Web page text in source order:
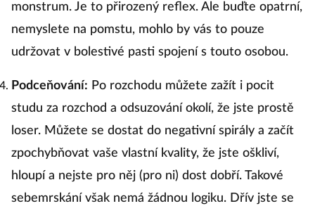
monstrum. Je to přirozený reflex. Ale buďte opatrní,
nemyslete na pomstu, mohlo by vás to pouze
udržovat v bolestivé pasti spojení s touto osobou.
Podceňování: Po rozchodu můžete zažít i pocit
studu za rozchod a odsuzování okolí, že jste prostě
loser. Můžete se dostat do negativní spirály a začít
zpochybňovat vaše vlastní kvality, že jste oškliví,
hloupí a nejste pro něj (pro ni) dost dobří. Takové
sebemrskání však nemá žádnou logiku. Dřív jste se